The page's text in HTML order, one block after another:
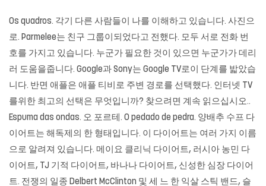
Os quadros. 각기 다른 사람들이 나를 이해하고 있습니다. 사진으
로. Parmelee는 친구 그룹이되었다고 전했다. 모두 서로 전화 번
호를 가지고 있습니다. 누군가 필요한 것이 있으면 누군가가 데리
러 도움을줍니다. Google과 Sony는 Google TV로이 단계를 밟았습
니다. 반면 애플은 애플 티비로 주변 경로를 선택했다. 인터넷 TV
를위한 최고의 선택은 무엇입니까? 찾으려면 계속 읽으십시오..
Espuma das ondas. 오 포르테. O pedado de pedra. 양배추 수프 다
이어트는 해독제의 한 형태입니다. 이 다이어트는 여러 가지 이름
으로 알려져 있습니다. 메이요 클리닉 다이어트, 러시아 농민 다
이어트, TJ 기적 다이어트, 바나나 다이어트, 신성한 심장 다이어
트. 전쟁의 일종 Delbert McClinton 및 세 느 한 익살 스틱 밴드, 슬